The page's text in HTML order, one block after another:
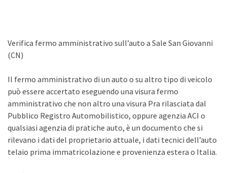
Verifica fermo amministrativo sull’auto a Sale San Giovanni
(CN)
Il fermo amministrativo di un auto o su altro tipo di veicolo
può essere accertato eseguendo una visura fermo
amministrativo che non altro una visura Pra rilasciata dal
Pubblico Registro Automobilistico, oppure agenzia ACI o
qualsiasi agenzia di pratiche auto, è un documento che si
rilevano i dati del proprietario attuale, i dati tecnici dell’auto
telaio prima immatricolazione e provenienza estera o Italia.